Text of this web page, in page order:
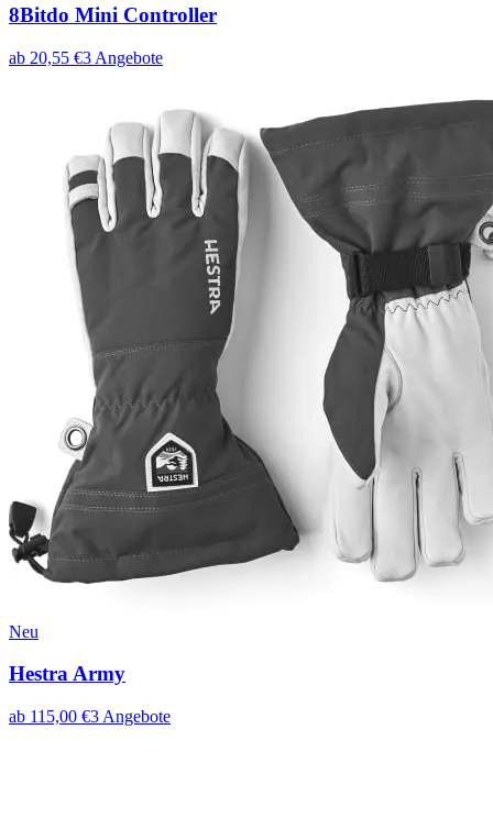
8Bitdo Mini Controller
ab 20,55 €3 Angebote
Neu
Hestra Army
ab 115,00 €3 Angebote